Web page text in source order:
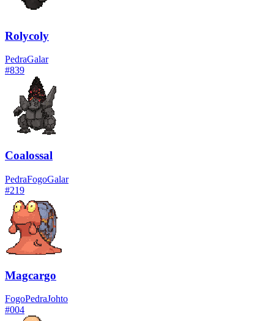
Rolycoly
PedraGalar
#839
Coalossal
PedraFogoGalar
#219
Magcargo
FogoPedraJohto
#004